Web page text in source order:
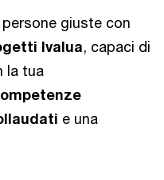
giuste con
Ivalua, capaci di
la tua
e una